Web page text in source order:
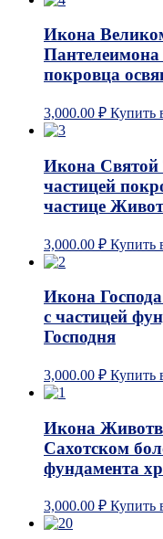
Икона
Пантелеимона
покровца
3,000.00 ₽ Купить
Икона
частицей
частице
3,000.00 ₽ Купить
Икона
с частицей
Господня
3,000.00 ₽ Купить
Икона
Сахотском
фундамента
3,000.00 ₽ Купить